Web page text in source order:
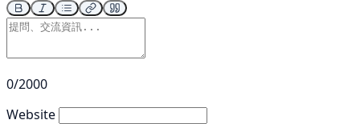
0/2000
Website